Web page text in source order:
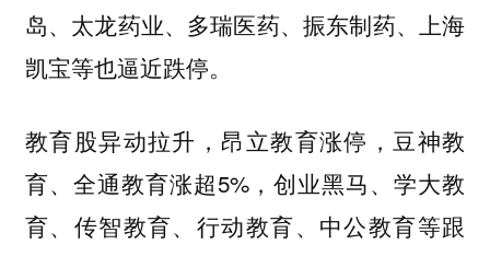
岛、太龙药业、多瑞医药、振东制药、上海
凯宝等也逼近跌停。
教育股异动拉升，昂立教育涨停，豆神教
育、全通教育涨超5%，创业黑马、学大教
育、传智教育、行动教育、中公教育等跟